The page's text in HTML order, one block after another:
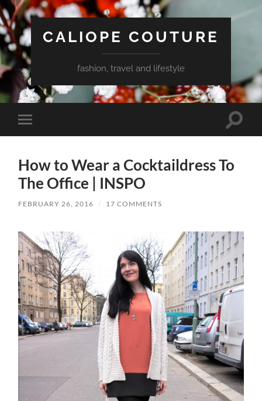
CALIOPE COUTURE
fashion, travel and lifestyle
Toggle
mobile
Toggle
How to Wear a Cocktaildress To
The Office | INSPO
FEBRUARY 26, 2016 / 17 COMMENTS